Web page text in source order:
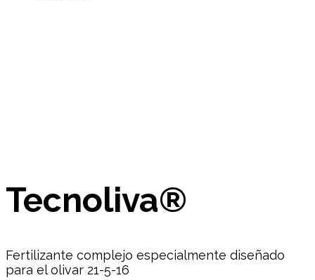
Tecnoliva®
Fertilizante complejo especialmente diseñado
para el olivar 21-5-16